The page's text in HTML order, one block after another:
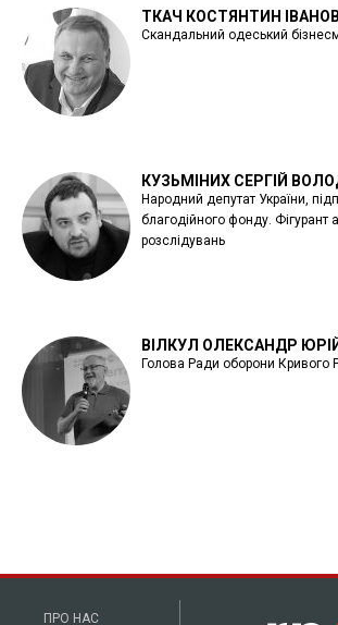
ТКАЧ КОСТЯНТИН
Скандальний одеський
КУЗЬМІНИХ СЕРГІЙ
Народний депутат України,
благодійного фонду. Фігурант
розслідувань
ВІЛКУЛ ОЛЕКСАНДР
Голова Ради оборони Кривого
ПРО НАС